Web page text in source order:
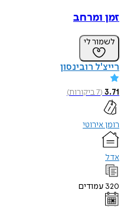
זמן ומרחב
לשמור לי
רייצ'ל רובינסון
3.71
(
7ביקורות)
רומן אירוטי
אדל
320 עמודים